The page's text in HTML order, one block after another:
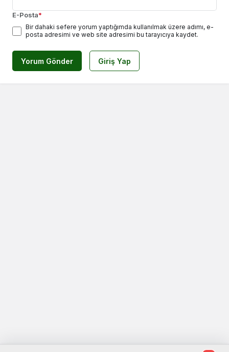
E-Posta*
Bir dahaki sefere yorum yaptığımda kullanılmak üzere adımı, e-
posta adresimi ve web site adresimi bu tarayıcıya kaydet.
Yorum Gönder Giriş Yap